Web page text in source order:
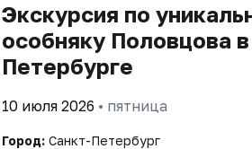
Экскурсия по
особняку Половцова
Петербурге
10 июля 2026 • пятница
Город: Санкт-Петербург